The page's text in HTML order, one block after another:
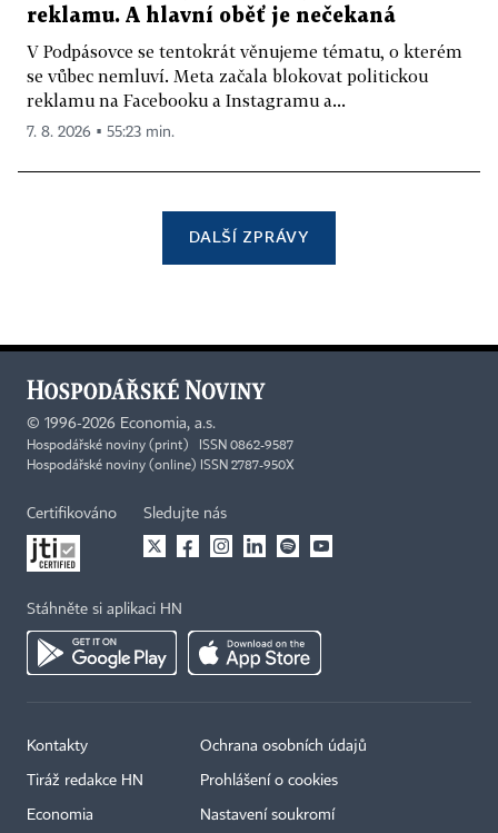
reklamu. A hlavní oběť je nečekaná
V Podpásovce se tentokrát věnujeme tématu, o kterém
se vůbec nemluví. Meta začala blokovat politickou
reklamu na Facebooku a Instagramu a...
7. 8. 2026 ▪ 55:23 min.
DALŠÍ ZPRÁVY
© 1996-2026 Economia, a.s.
Hospodářské noviny (print) ISSN 0862-9587
Hospodářské noviny (online) ISSN 2787-950X
Certifikováno Sledujte nás
Stáhněte si aplikaci HN
Kontakty
Tiráž redakce HN
Economia
Ochrana osobních údajů
Prohlášení o cookies
Nastavení soukromí